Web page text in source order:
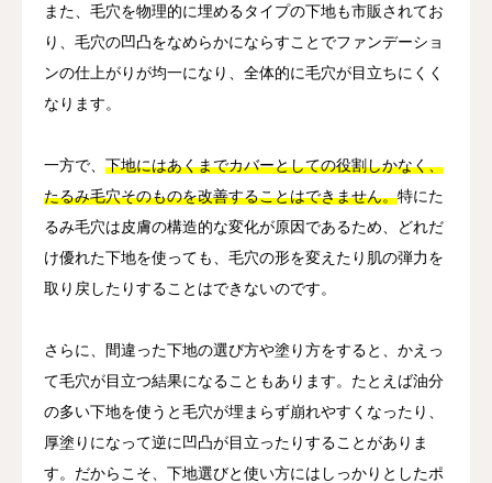
また、毛穴を物理的に埋めるタイプの下地も市販されてお
り、毛穴の凹凸をなめらかにならすことでファンデーショ
ンの仕上がりが均一になり、全体的に毛穴が目立ちにくく
なります。
一方で、 下地にはあくまでカバーとしての役割しかなく、
たるみ毛穴そのものを改善することはできません。特にた
るみ毛穴は皮膚の構造的な変化が原因であるため、どれだ
け優れた下地を使っても、毛穴の形を変えたり肌の弾力を
取り戻したりすることはできないのです。
さらに、間違った下地の選び方や塗り方をすると、かえっ
て毛穴が目立つ結果になることもあります。たとえば油分
の多い下地を使うと毛穴が埋まらず崩れやすくなったり、
厚塗りになって逆に凹凸が目立ったりすることがありま
す。だからこそ、下地選びと使い方にはしっかりとしたポ